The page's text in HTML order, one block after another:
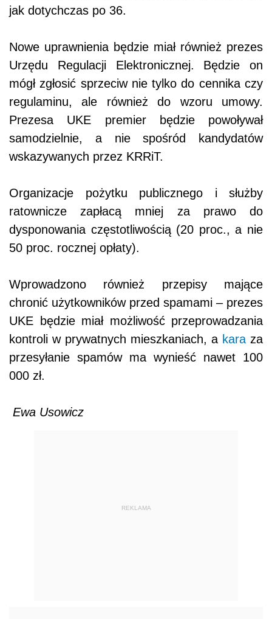
jak dotychczas po 36.
Nowe uprawnienia będzie miał również prezes
Urzędu Regulacji Elektronicznej. Będzie on
mógł zgłosić sprzeciw nie tylko do cennika czy
regulaminu, ale również do wzoru umowy.
Prezesa UKE premier będzie powoływał
samodzielnie, a nie spośród kandydatów
wskazywanych przez KRRiT.
Organizacje pożytku publicznego i służby
ratownicze zapłacą mniej za prawo do
dysponowania częstotliwością (20 proc., a nie
50 proc. rocznej opłaty).
Wprowadzono również przepisy mające
chronić użytkowników przed spamami – prezes
UKE będzie miał możliwość przeprowadzania
kontroli w prywatnych mieszkaniach, a kara za
przesyłanie spamów ma wynieść nawet 100
000 zł.
Ewa Usowicz
REKLAMA